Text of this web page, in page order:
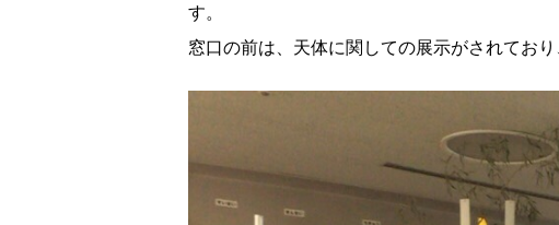
す。
窓口の前は、天体に関しての展示がされており